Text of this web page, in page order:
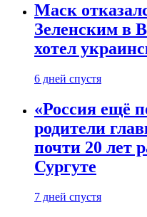
Маск
Зеленским в
хотел
6 дней спустя
«Россия ещё
родители
почти 20 лет
Сургуте
7 дней спустя